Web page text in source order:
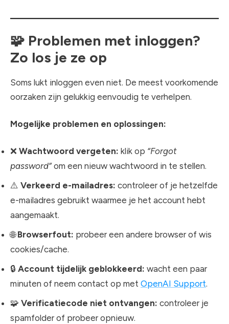
🧩 Problemen met inloggen?
Zo los je ze op
Soms lukt inloggen even niet. De meest voorkomende
oorzaken zijn gelukkig eenvoudig te verhelpen.
Mogelijke problemen en oplossingen:
❌ Wachtwoord vergeten: klik op “Forgot
password”om een nieuw wachtwoord in te stellen.
⚠️ Verkeerd e-mailadres: controleer of je hetzelfde
e-mailadres gebruikt waarmee je het account hebt
aangemaakt.
🌐Browserfout: probeer een andere browser of wis
cookies/cache.
🔒 Account tijdelijk geblokkeerd: wacht een paar
minuten of neem contact op met OpenAI Support.
🧩 Verificatiecode niet ontvangen: controleer je
spamfolder of probeer opnieuw.